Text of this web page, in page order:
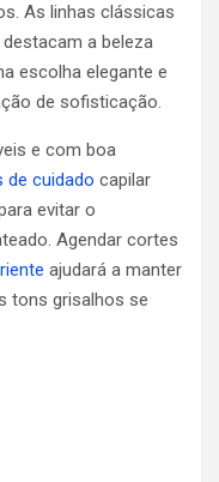
As linhas clássicas
a beleza
escolha elegante e
de sofisticação.
​​e com boa
de cuidado capilar
evitar o
Agendar cortes
ajudará a manter
tons grisalhos se